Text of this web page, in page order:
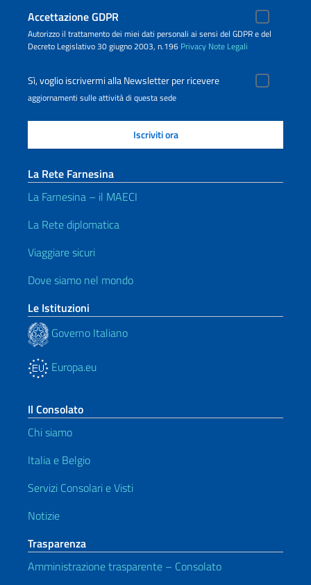
Accettazione GDPR
Autorizzo il trattamento dei miei dati personali ai sensi del GDPR e del
Decreto Legislativo 30 giugno 2003, n.196 Privacy Note Legali
Sì, voglio iscrivermi alla Newsletter per ricevere
aggiornamenti sulle attività di questa sede
La Rete Farnesina
La Farnesina – il MAECI
La Rete diplomatica
Viaggiare sicuri
Dove siamo nel mondo
Le Istituzioni
Governo Italiano
Europa.eu
Il Consolato
Chi siamo
Italia e Belgio
Servizi Consolari e Visti
Notizie
Trasparenza
Amministrazione trasparente – Consolato